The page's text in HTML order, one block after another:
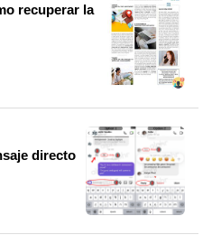
recuperar la
directo